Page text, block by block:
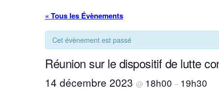
« Tous les Évènements
Cet évènement est passé
Réunion sur le dispositif de lutte
14 décembre 2023 @ 18h00 – 19h30